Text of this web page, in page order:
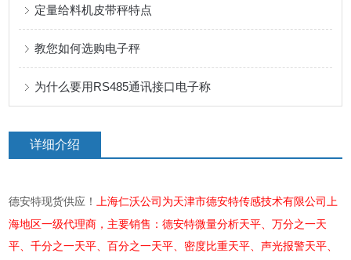
定量给料机皮带秤特点
教您如何选购电子秤
为什么要用RS485通讯接口电子称
详细介绍
德安特现货供应！ 上海仁沃公司为天津市德安特传感技术有限公司上
海地区一级代理商，主要销售：德安特微量分析天平、万分之一天
平、千分之一天平、百分之一天平、密度比重天平、声光报警天平、